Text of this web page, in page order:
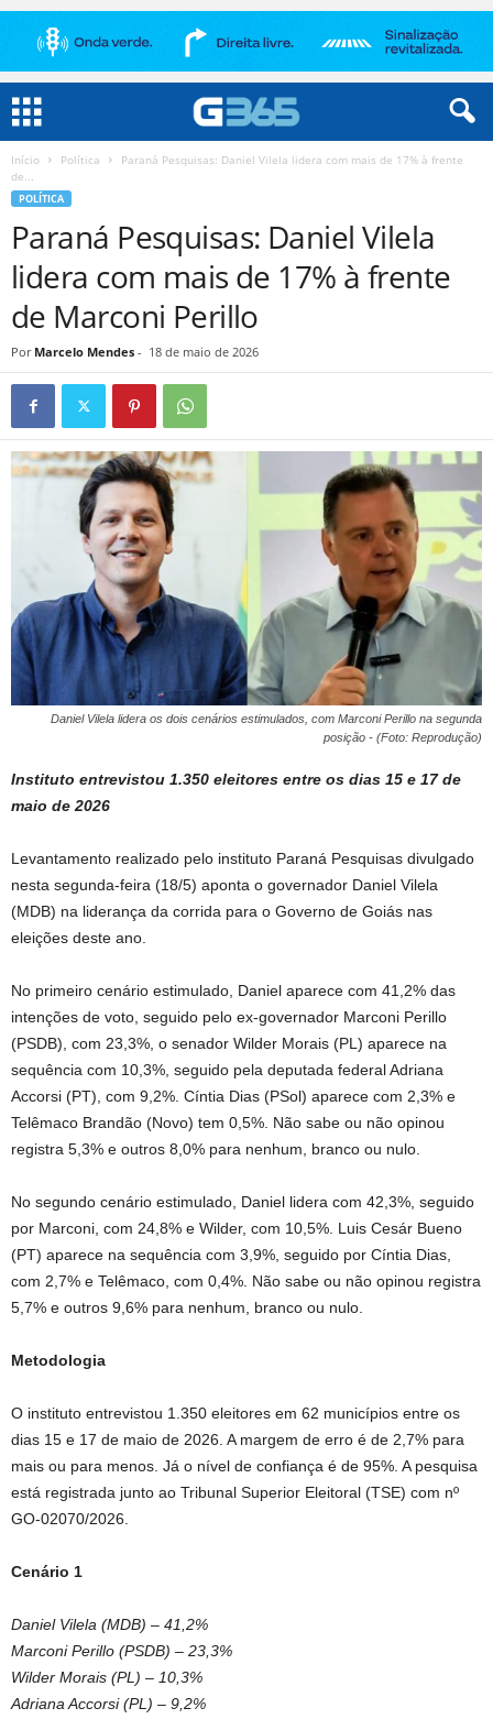
Início Política
Paraná Pesquisas: Daniel Vilela lidera com mais de 17% à frente
de...
POLÍTICA
Paraná Pesquisas: Daniel Vilela
lidera com mais de 17% à frente
de Marconi Perillo
Por Marcelo Mendes - 18 de maio de 2026
Daniel Vilela lidera os dois cenários estimulados, com Marconi Perillo na segunda
posição - (Foto: Reprodução)
Instituto entrevistou 1.350 eleitores entre os dias 15 e 17 de
maio de 2026
Levantamento realizado pelo instituto Paraná Pesquisas divulgado
nesta segunda-feira (18/5) aponta o governador Daniel Vilela
(MDB) na liderança da corrida para o Governo de Goiás nas
eleições deste ano.
No primeiro cenário estimulado, Daniel aparece com 41,2% das
intenções de voto, seguido pelo ex-governador Marconi Perillo
(PSDB), com 23,3%, o senador Wilder Morais (PL) aparece na
sequência com 10,3%, seguido pela deputada federal Adriana
Accorsi (PT), com 9,2%. Cíntia Dias (PSol) aparece com 2,3% e
Telêmaco Brandão (Novo) tem 0,5%. Não sabe ou não opinou
registra 5,3% e outros 8,0% para nenhum, branco ou nulo.
No segundo cenário estimulado, Daniel lidera com 42,3%, seguido
por Marconi, com 24,8% e Wilder, com 10,5%. Luis Cesár Bueno
(PT) aparece na sequência com 3,9%, seguido por Cíntia Dias,
com 2,7% e Telêmaco, com 0,4%. Não sabe ou não opinou registra
5,7% e outros 9,6% para nenhum, branco ou nulo.
Metodologia
O instituto entrevistou 1.350 eleitores em 62 municípios entre os
dias 15 e 17 de maio de 2026. A margem de erro é de 2,7% para
mais ou para menos. Já o nível de confiança é de 95%. A pesquisa
está registrada junto ao Tribunal Superior Eleitoral (TSE) com nº
GO-02070/2026.
Cenário 1
Daniel Vilela (MDB) – 41,2%
Marconi Perillo (PSDB) – 23,3%
Wilder Morais (PL) – 10,3%
Adriana Accorsi (PL) – 9,2%